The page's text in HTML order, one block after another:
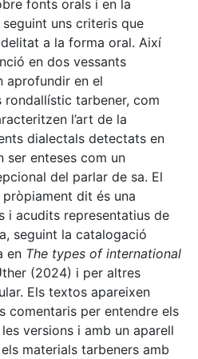
fonts orals i en la
uns criteris que
a la forma oral. Així
en dos vessants
aprofundir en el
tarbener, com
l’art de la
dialectals detectats en
ser enteses com un
del parlar de sa. El
dit és una
i acudits representatius de
seguint la catalogació
en The types of international
(2024) i per altres
Els textos apareixen
comentaris per entendre els
versions i amb un aparell
materials tarbeners amb